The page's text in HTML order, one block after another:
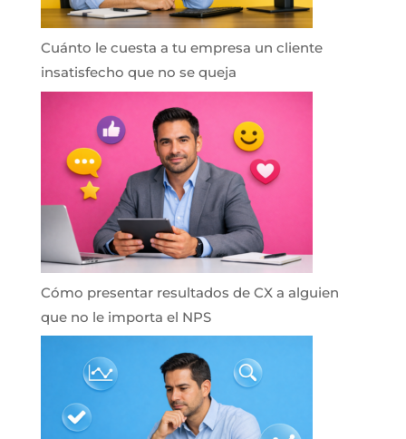
Cuánto le cuesta a tu empresa un cliente
insatisfecho que no se queja
Cómo presentar resultados de CX a alguien
que no le importa el NPS